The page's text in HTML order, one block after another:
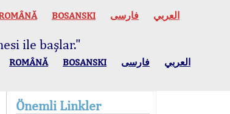
BOSANSKI العربي فارسی
ile başlar."
ROMÂNĂ BOSANSKI العربي فارسی
Önemli Linkler